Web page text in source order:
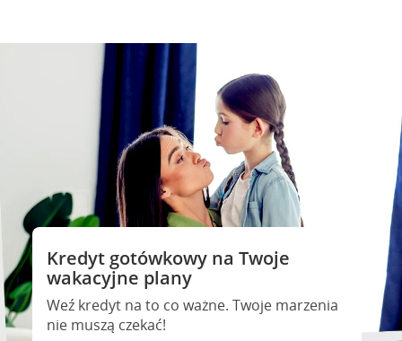
Kredyt gotówkowy na Twoje
wakacyjne plany
Weź kredyt na to co ważne. Twoje marzenia
nie muszą czekać!